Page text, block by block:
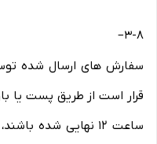
۳-۸–
سفارش های ارسال شده
قرار است از طریق پست یا
ساعت ۱۲ نهایی شده